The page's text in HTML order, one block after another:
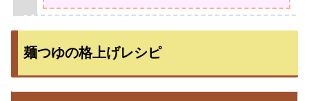
麺つゆの格上げレシピ